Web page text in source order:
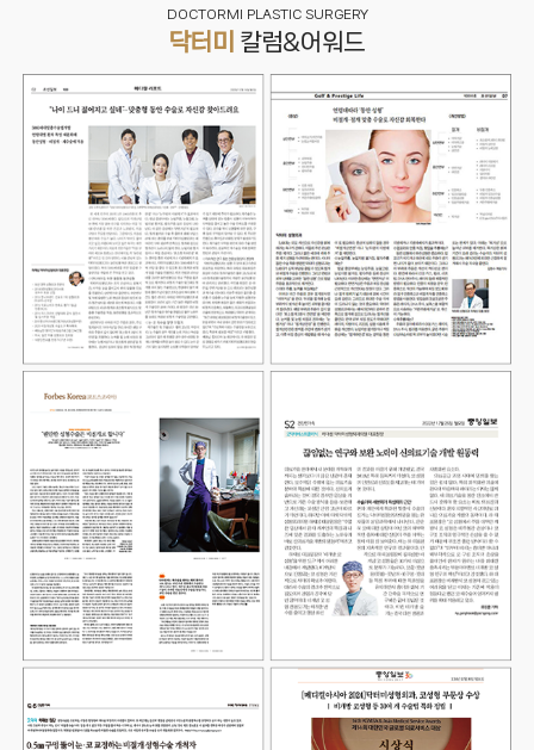
DOCTORMI PLASTIC SURGERY
닥터미 칼럼&어워드